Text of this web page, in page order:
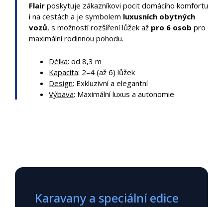
Flair poskytuje zákazníkovi pocit domácího komfortu
i na cestách a je symbolem luxusních obytných
vozů, s možností rozšíření lůžek až pro 6 osob pro
maximální rodinnou pohodu.
Délka: od 8,3 m
Kapacita: 2–4 (až 6) lůžek
Design: Exkluzivní a elegantní
Výbava: Maximální luxus a autonomie
Karavany a speciální edice